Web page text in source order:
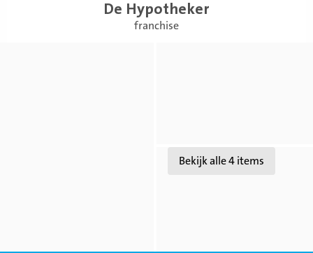
De Hypotheker
franchise
BekijkBekijk alle 4 items